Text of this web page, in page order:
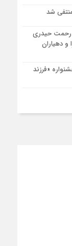
ایران – مشهد
نجف
شد
رحمت حیدری
و دهیاران
«فرزند